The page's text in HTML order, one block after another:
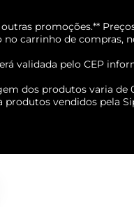
promoções.**
no carrinho de compras,
validada pelo CEP
dos produtos varia de
vendidos pela